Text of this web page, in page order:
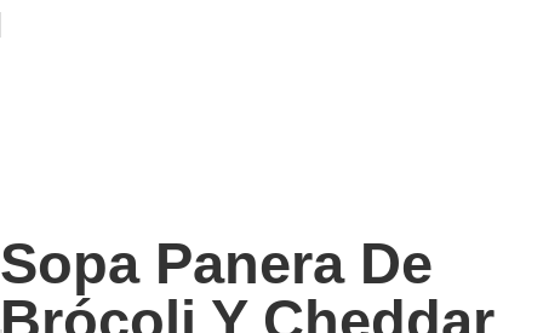
Sopa Panera De
Brócoli Y Cheddar